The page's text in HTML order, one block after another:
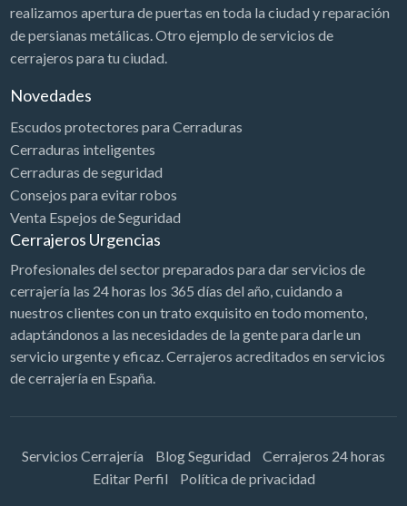
realizamos apertura de puertas en toda la ciudad y reparación
de persianas metálicas. Otro ejemplo de servicios de
cerrajeros para tu ciudad.
Novedades
Escudos protectores para Cerraduras
Cerraduras inteligentes
Cerraduras de seguridad
Consejos para evitar robos
Venta Espejos de Seguridad
Cerrajeros Urgencias
Profesionales del sector preparados para dar servicios de
cerrajería las 24 horas los 365 días del año, cuidando a
nuestros clientes con un trato exquisito en todo momento,
adaptándonos a las necesidades de la gente para darle un
servicio urgente y eficaz. Cerrajeros acreditados en servicios
de cerrajería en España.
Servicios Cerrajería Blog Seguridad
Cerrajeros 24 horas
Editar Perfil
Política de privacidad